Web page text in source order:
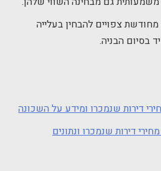
צפויים להבחין בעלייה
בסיום הבניה.
דירות שנמכרו ומידע על השכונה
דירות שנמכרו ונתונים